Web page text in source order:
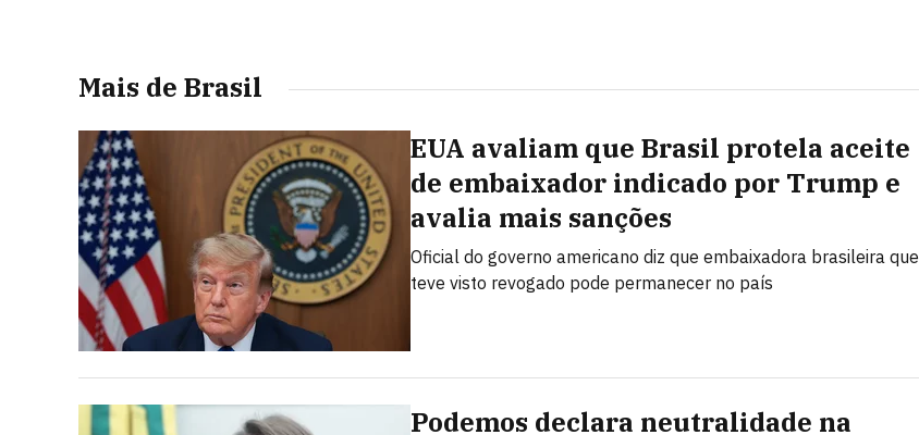
Mais de Brasil
EUA avaliam que Brasil protela aceite
de embaixador indicado por Trump e
avalia mais sanções
Oficial do governo americano diz que embaixadora brasileira que
teve visto revogado pode permanecer no país
Podemos declara neutralidade na